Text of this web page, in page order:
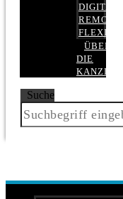
DIGITAL,
REMOTE,
FLEXIBEL
ÜBER
DIE
KANZLEI
Suche